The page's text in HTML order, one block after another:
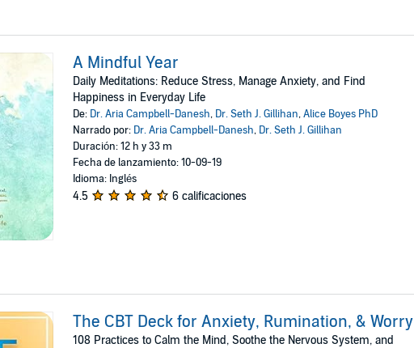
A Mindful Year
Daily Meditations: Reduce Stress, Manage Anxiety, and Find
Happiness in Everyday Life
De: Dr. Aria Campbell-Danesh, Dr. Seth J. Gillihan,Alice Boyes PhD
Narrado por: Dr. Aria Campbell-Danesh, Dr. Seth J. Gillihan
Duración: 12 h y 33 m
Fecha de lanzamiento: 10-09-19
Idioma: Inglés
4.5 6 calificaciones
The CBT Deck for Anxiety, Rumination, & Worry
108 Practices to Calm the Mind, Soothe the Nervous System, and